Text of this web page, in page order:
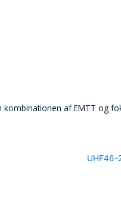
kombinationen af EMTT og